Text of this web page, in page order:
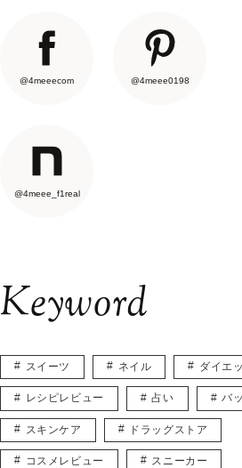
@4meeecom @4meee0198
@4meee_f1real
Keyword
スイーツ ネイル ダイエ
レシピレビュー 占い バ
スキンケア ドラッグストア
コスメレビュー スニーカー